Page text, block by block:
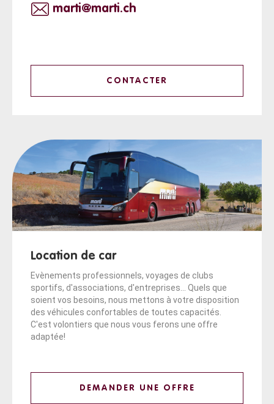
marti@marti.ch
CONTACTER
Location de car
Evènements professionnels, voyages de clubs
sportifs, d'associations, d'entreprises... Quels que
soient vos besoins, nous mettons à votre disposition
des véhicules confortables de toutes capacités.
C'est volontiers que nous vous ferons une offre
adaptée!
DEMANDER UNE OFFRE